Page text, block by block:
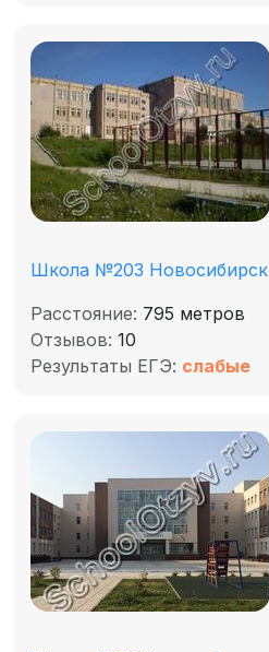
Школа №203 Новосибирск
Расстояние: 795 метров
Отзывов: 10
Результаты ЕГЭ: слабые